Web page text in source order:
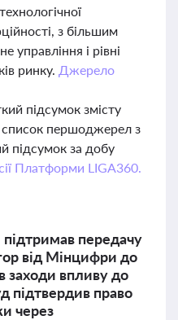
з більшим
управління і рівні
ринку. Джерело
підсумок змісту
список першоджерел з
підсумок за добу
Платформи LIGA360.
передачу
від Мінцифри до
заходи впливу до
підтвердив право
через